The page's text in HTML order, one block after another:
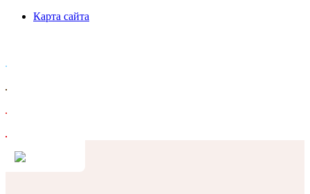
Карта сайта